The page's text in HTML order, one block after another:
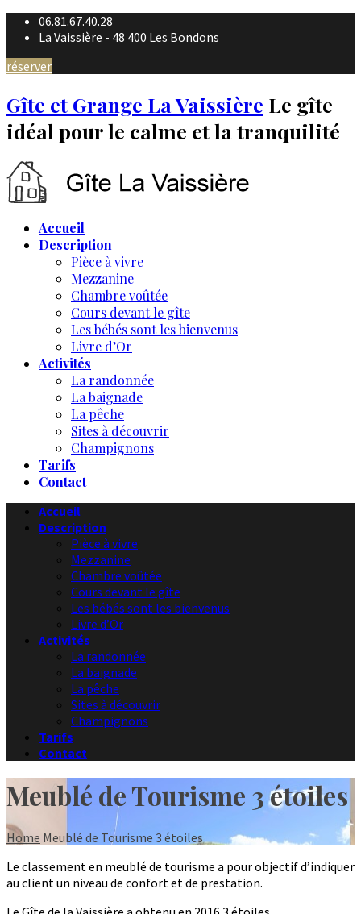
06.81.67.40.28
La Vaissière - 48 400 Les Bondons
réserver
Gîte et Grange La Vaissière Le gîte
idéal pour le calme et la tranquilité
Accueil
Description
Pièce à vivre
Mezzanine
Chambre voûtée
Cours devant le gîte
Les bébés sont les bienvenus
Livre d’Or
Activités
La randonnée
La baignade
La pêche
Sites à découvrir
Champignons
Tarifs
Contact
Accueil
Description
Pièce à vivre
Mezzanine
Chambre voûtée
Cours devant le gîte
Les bébés sont les bienvenus
Livre d’Or
Activités
La randonnée
La baignade
La pêche
Sites à découvrir
Champignons
Tarifs
Contact
Meublé de Tourisme 3 étoiles
Home Meublé de Tourisme 3 étoiles
Le classement en meublé de tourisme a pour objectif d’indiquer
au client un niveau de confort et de prestation.